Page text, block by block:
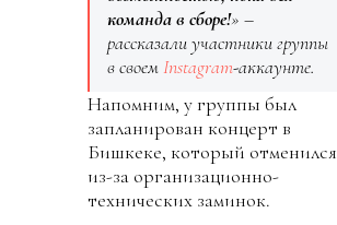
команда в сборе!» –
рассказали участники группы
в своемInstagram-аккаунте.
Напомним, у группы был
запланирован концерт в
Бишкеке, который отменился
из-за организационно-
технических заминок.